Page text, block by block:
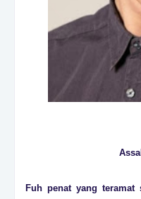
Fuh penat yang